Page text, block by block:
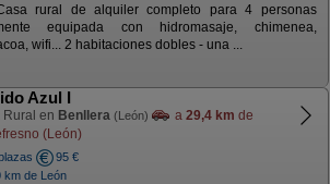
rural de alquiler completo para 4 personas
equipada con hidromasaje, chimenea,
wifi... 2 habitaciones dobles - una ...
Azul I
Rural en Benllera (León) a 29,4 km de
(León)
95 €
km de León